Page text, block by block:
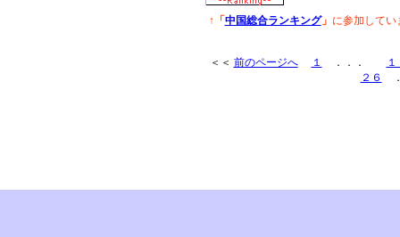
↑「 中国総合ランキング」 に参加してい
＜＜ 前のページへ １ ．．．
２６